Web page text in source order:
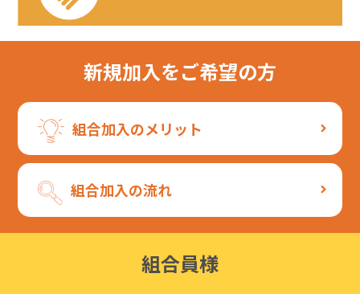
新規加入をご希望の方
組合加入のメリット
組合加入の流れ
組合員様